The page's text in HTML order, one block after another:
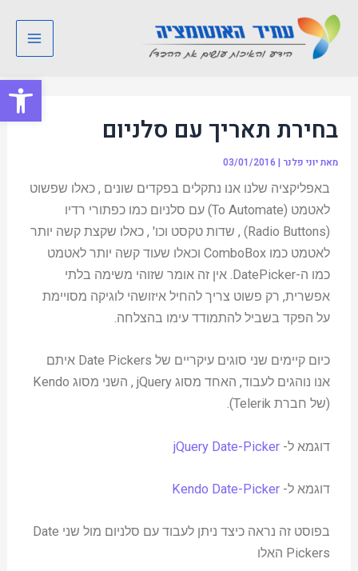
פתח
דילוג
לתוכן
Main
בחירת תאריך עם סלניום
מאתיוני פלנר|
03/01/2016
באפליקציה שלנו אנו נתקלים בפקדים שונים , כאלו שפשוט
לאטמט (To Automate) עם סלניום כמו כפתורי רדיו
(Radio Buttons) , שדות טקסט וכו' , כאלו שקצת קשה יותר
לאטמט כמו ComboBox וכאלו שעוד קשה יותר לאטמט
כמו ה-DatePicker. אין זה אומר שזוהי משימה בלתי
אפשרית, רק פשוט צריך להחיל איזושהי לוגיקה מסויימת
על הפקד בשביל להתמודד עימו בהצלחה.
כיום קיימים שני סוגים עיקריים של Date Pickers איתם
אנו נוהגים לעבוד, האחד מסוג jQuery , השני מסוג Kendo
(של חברת Telerik).
דוגמא ל-jQuery Date-Picker
דוגמא ל-Kendo Date-Picker
בפוסט זה נראה כיצד ניתן לעבוד עם סלניום מול שני Date
Pickers האלו
Post
navigation